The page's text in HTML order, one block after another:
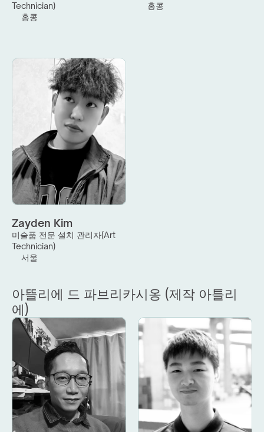
Technician)
홍콩
홍콩
Zayden Kim
미술품 전문 설치 관리자(Art
Technician)
서울
아뜰리에 드 파브리카시옹 (제작 아틀리
에)